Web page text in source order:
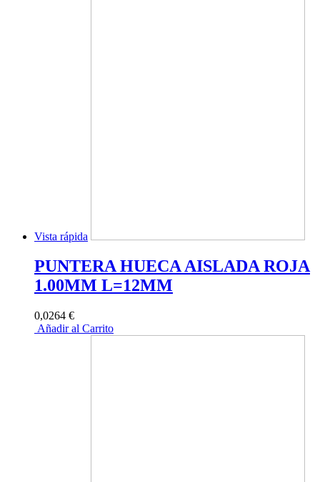
Vista rápida
PUNTERA HUECA AISLADA ROJA
1.00MM L=12MM
0,0264 €
Añadir al Carrito